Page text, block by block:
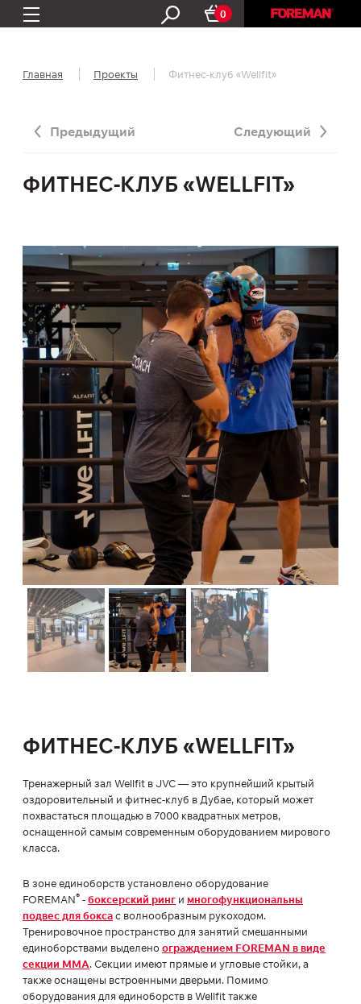
0
Главная Проекты Фитнес-клуб «Wellfit»
Предыдущий Следующий
ФИТНЕС-КЛУБ «WELLFIT»
ФИТНЕС-КЛУБ «WELLFIT»
Тренажерный зал Wellfit в JVC — это крупнейший крытый
оздоровительный и фитнес-клуб в Дубае, который может
похвастаться площадью в 7000 квадратных метров,
оснащенной самым современным оборудованием мирового
класса.
В зоне единоборств установлено оборудование
FOREMAN® -боксерский ринг и многофункциональны
подвес для боксас волнообразным рукоходом.
Тренировочное пространство для занятий смешанными
единоборствами выделено ограждением FOREMAN в виде
секции ММА. Секции имеют прямые и угловые стойки, а
также оснащены встроенными дверьми. Помимо
оборудования для единоборств в Wellfit также